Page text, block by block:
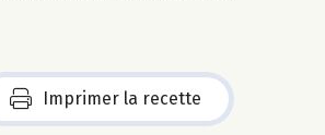
Imprimer la recette